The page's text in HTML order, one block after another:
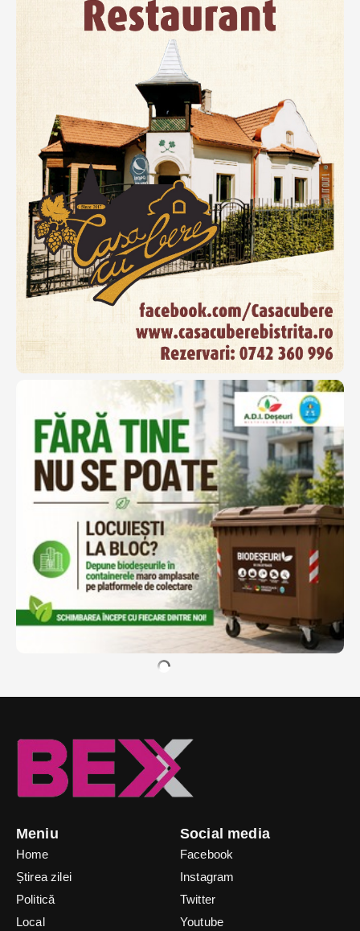
Meniu
Home
Știrea zilei
Politică
Local
Social media
Facebook
Instagram
Twitter
Youtube